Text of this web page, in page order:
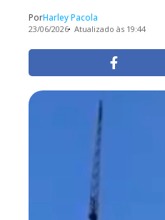
PorHarley Pacola
23/06/2026 Atualizado às 19:44